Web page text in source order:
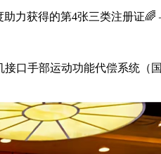
力获得的第4张三类注册证
口手部运动功能代偿系统（